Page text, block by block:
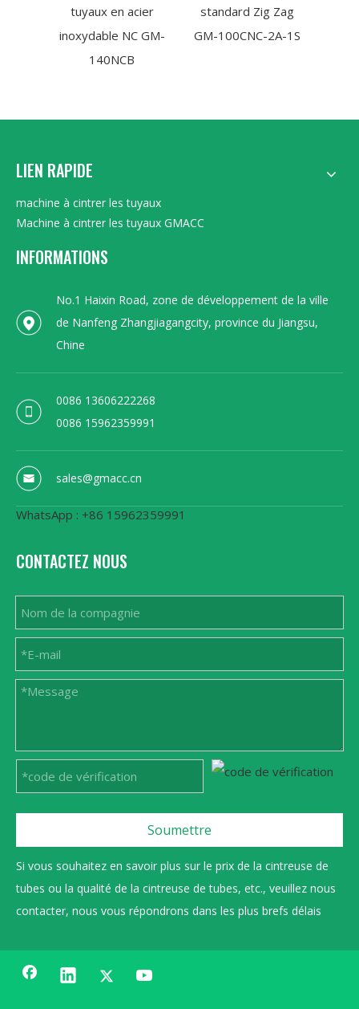
tuyaux en acier
inoxydable NC GM-
140NCB
standard Zig Zag
GM-100CNC-2A-1S
LIEN RAPIDE
machine à cintrer les tuyaux
Machine à cintrer les tuyaux GMACC
INFORMATIONS
No.1 Haixin Road, zone de développement de la ville
de Nanfeng Zhangjiagangcity, province du Jiangsu,
Chine
0086 13606222268
0086 15962359991
sales@gmacc.cn
WhatsApp : +86 15962359991
CONTACTEZ NOUS
Soumettre
Si vous souhaitez en savoir plus sur le prix de la cintreuse de
tubes ou la qualité de la cintreuse de tubes, etc., veuillez nous
contacter, nous vous répondrons dans les plus brefs délais